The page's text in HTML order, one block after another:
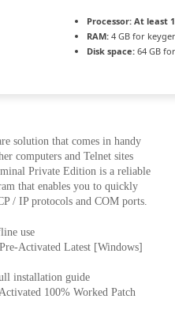
Processor: At least
RAM: 4 GB for
Disk space: 64 GB
solution that comes in handy
computers and Telnet sites
Private Edition is a reliable
that enables you to quickly
/ IP protocols and COM ports.
use
Activated Latest [Windows]
installation guide
100% Worked Patch